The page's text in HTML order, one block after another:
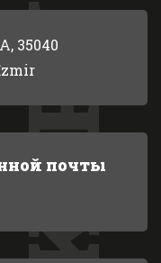
35040
почты